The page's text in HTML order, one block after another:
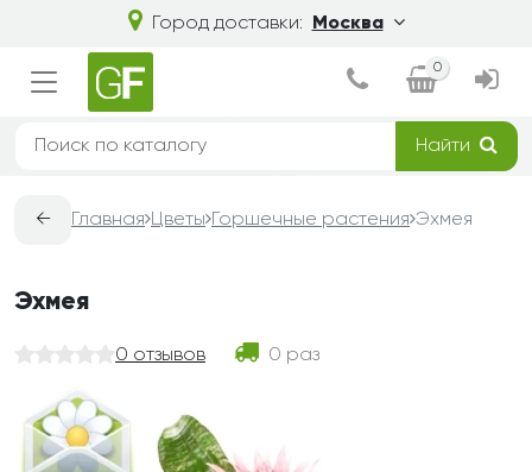
Город доставки: Москва
0
Найти
← Главная Цветы Горшечные растения Эхмея
Эхмея
0 отзывов 0 раз